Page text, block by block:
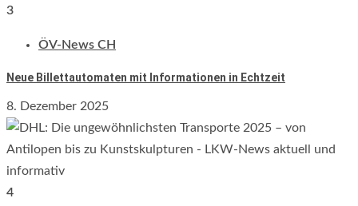
3
ÖV-News CH
Neue Billettautomaten mit Informationen in Echtzeit
8. Dezember 2025
4